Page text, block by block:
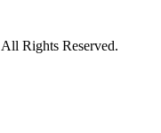
All Rights Reserved.